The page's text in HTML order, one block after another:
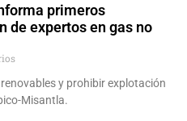
primeros
de expertos en gas no
y prohibir explotación
Misantla.